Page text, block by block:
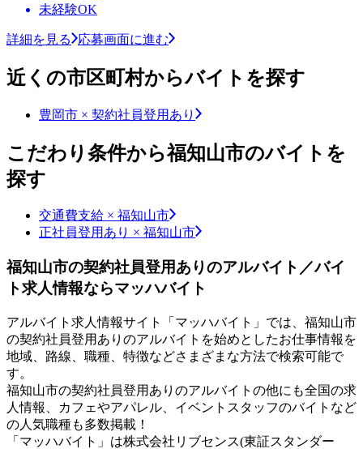
未経験OK
詳細を見る 応募画面に進む
近くの市区町村からバイトを探す
豊岡市 × 契約社員登用あり
こだわり条件から福知山市のバイトを
探す
交通費支給 × 福知山市
正社員登用あり × 福知山市
福知山市の契約社員登用ありのアルバイト／バイ
ト求人情報ならマッハバイト
アルバイト求人情報サイト「マッハバイト」では、福知山市
の契約社員登用ありのアルバイトを始めとしたお仕事情報を
地域、路線、職種、特徴などさまざまな方法で検索可能で
す。
福知山市の契約社員登用ありのアルバイトの他にも全国の求
人情報、カフェやアパレル、イベントスタッフのバイトなど
の人気職種も多数掲載！
「マッハバイト」は株式会社リブセンス(東証スタンダー